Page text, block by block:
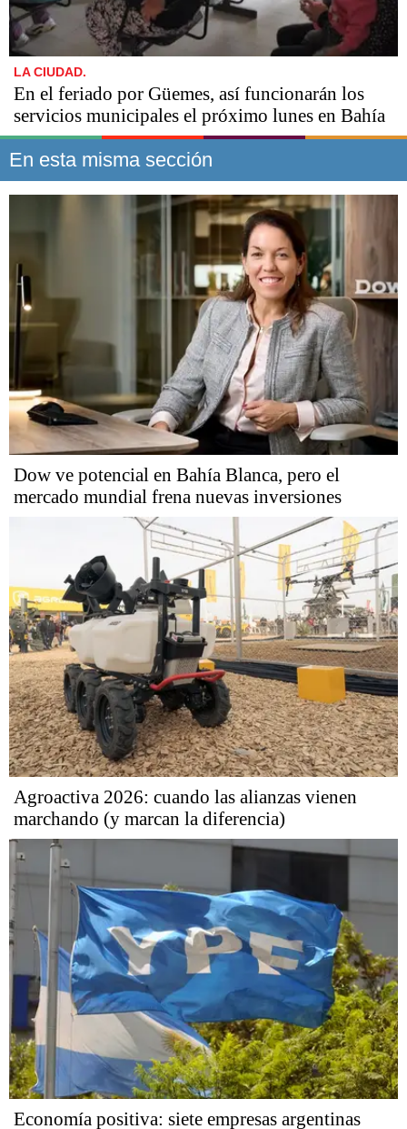
LA CIUDAD.
En el feriado por Güemes, así funcionarán los
servicios municipales el próximo lunes en Bahía
En esta misma sección
Dow ve potencial en Bahía Blanca, pero el
mercado mundial frena nuevas inversiones
Agroactiva 2026: cuando las alianzas vienen
marchando (y marcan la diferencia)
Economía positiva: siete empresas argentinas